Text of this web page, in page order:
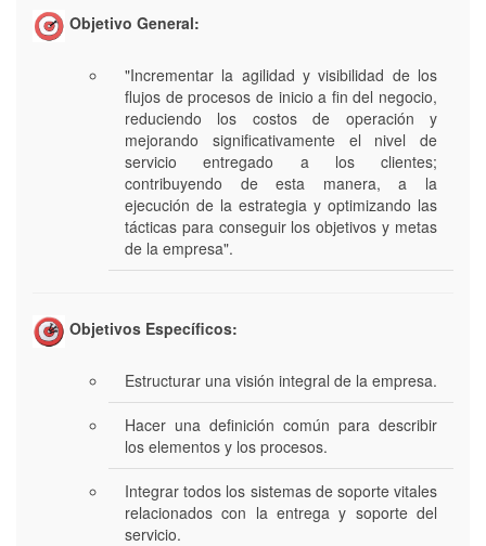
Objetivo General:
"Incrementar la agilidad y visibilidad de los
flujos de procesos de inicio a fin del negocio,
reduciendo los costos de operación y
mejorando significativamente el nivel de
servicio entregado a los clientes;
contribuyendo de esta manera, a la
ejecución de la estrategia y optimizando las
tácticas para conseguir los objetivos y metas
de la empresa".
Objetivos Específicos:
Estructurar una visión integral de la empresa.
Hacer una definición común para describir
los elementos y los procesos.
Integrar todos los sistemas de soporte vitales
relacionados con la entrega y soporte del
servicio.